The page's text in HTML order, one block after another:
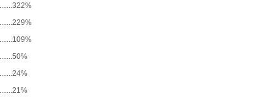
322%
229%
109%
50%
24%
21%